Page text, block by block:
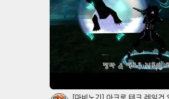
[마비노기] 아크로 테크 레일건